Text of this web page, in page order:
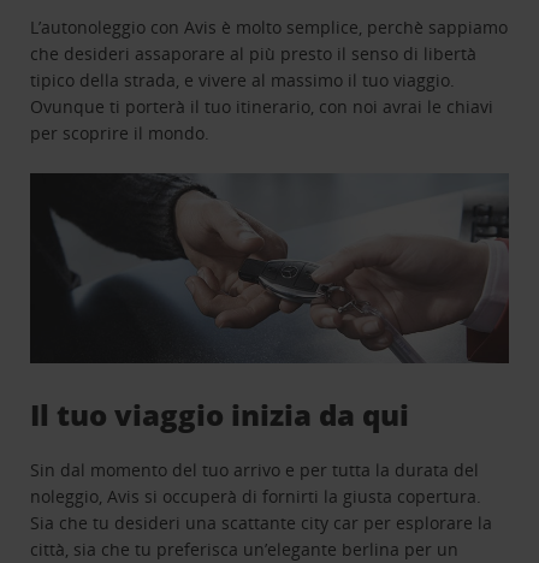
L’autonoleggio con Avis è molto semplice, perchè sappiamo
che desideri assaporare al più presto il senso di libertà
tipico della strada, e vivere al massimo il tuo viaggio.
Ovunque ti porterà il tuo itinerario, con noi avrai le chiavi
per scoprire il mondo.
Il tuo viaggio inizia da qui
Sin dal momento del tuo arrivo e per tutta la durata del
noleggio, Avis si occuperà di fornirti la giusta copertura.
Sia che tu desideri una scattante city car per esplorare la
città, sia che tu preferisca un’elegante berlina per un